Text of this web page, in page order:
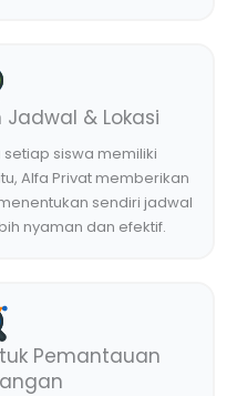
& Lokasi
siswa memiliki
Alfa Privat memberikan
sendiri jadwal
nyaman dan efektif.
Pemantauan